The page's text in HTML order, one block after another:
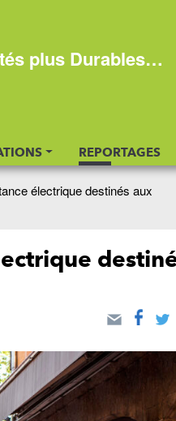
plus Durables…
REPORTAGES
électrique destinés aux